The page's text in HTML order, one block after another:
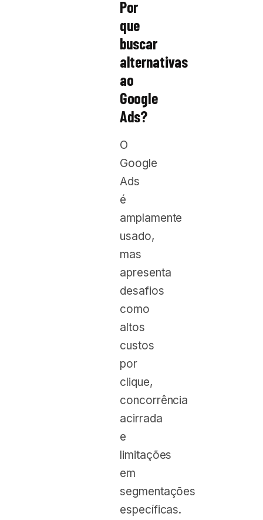
Por
que
buscar
alternativas
ao
Google
Ads?
O
Google
Ads
é
amplamente
usado,
mas
apresenta
desafios
como
altos
custos
por
clique,
concorrência
acirrada
e
limitações
em
segmentações
específicas.